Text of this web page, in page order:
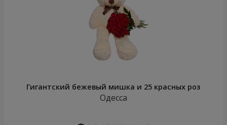
Гигантский бежевый мишка и 25 красных роз
Одесса